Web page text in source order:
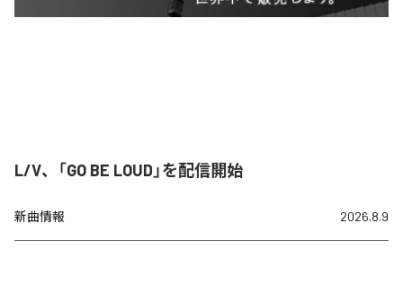
L/V、「GO BE LOUD」を配信開始
新曲情報 2026.8.9